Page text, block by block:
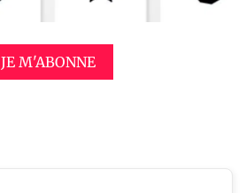
JE M'ABONNE